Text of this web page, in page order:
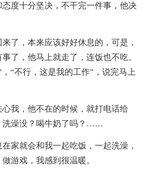
十分坚决，不干完一件事，他决
，本来应该好好休息的，可是，
了，他马上就走了，连饭也不吃。
“不行，这是我的工作”，说完马上
，他不在的时候，就打电话给
洗澡没？喝牛奶了吗？……
就会和我一起吃饭，一起洗澡，
游戏，我感到很温暖。